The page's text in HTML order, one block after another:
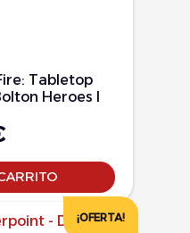
Tabletop
Heroes I
¡OFERTA!